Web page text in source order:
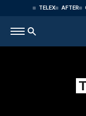
TELEX AFTER